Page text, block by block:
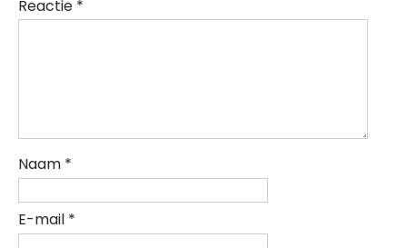
Reactie *
Naam *
E-mail *